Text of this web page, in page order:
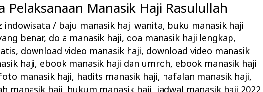
Pelaksanaan Manasik Haji Rasulullah
indowisata/ baju manasik haji wanita, buku manasik haji
benar, do a manasik haji, doa manasik haji lengkap,
, download video manasik haji, download video manasik
haji, ebook manasik haji dan umroh, ebook manasik haji
manasik haji, hadits manasik haji, hafalan manasik haji,